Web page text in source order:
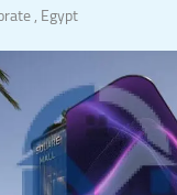
, Egypt